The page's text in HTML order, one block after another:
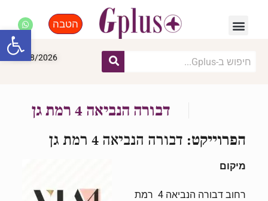
הטבה
09/08/2026
דבורה הנביאה 4 רמת גן
הפרוייקט: דבורה הנביאה 4 רמת גן
מיקום
רחוב דבורה הנביאה 4
רמת
פתח